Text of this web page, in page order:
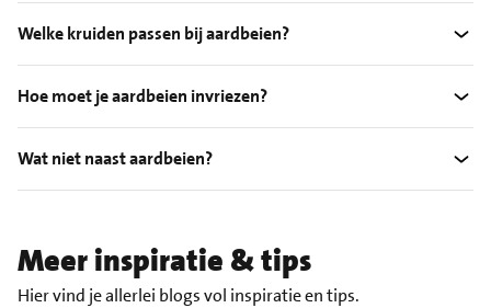
Welke kruiden passen bij aardbeien?
Hoe moet je aardbeien invriezen?
Wat niet naast aardbeien?
Meer inspiratie & tips
Hier vind je allerlei blogs vol inspiratie en tips.